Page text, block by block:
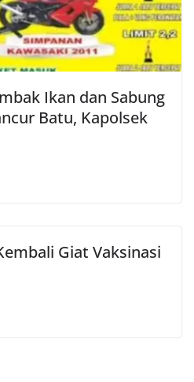
Ikan dan Sabung
Batu, Kapolsek
Giat Vaksinasi